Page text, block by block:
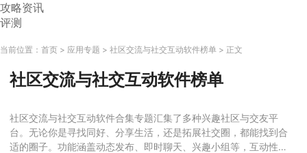
攻略资讯
评测
当前位置： 首页 应用专题 社区交流与社交互动软件榜单 正文
社区交流与社交互动软件榜单
社区交流与社交互动软件合集专题汇集了多种兴趣社区与交友平
台。无论你是寻找同好、分享生活，还是拓展社交圈，都能找到合
适的圈子。功能涵盖动态发布、即时聊天、兴趣小组等，互动性